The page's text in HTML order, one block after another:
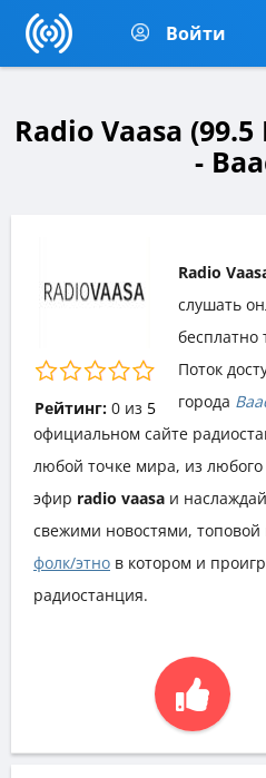
Войти
Radio Vaasa
-
Рейтинг: 0из 5
Radio
слушать
бесплатно
Поток
города
официальном сайте
любой точке мира, из любого
эфир radio vaasa и
свежими новостями,
фолк/этно в котором и
радиостанция.